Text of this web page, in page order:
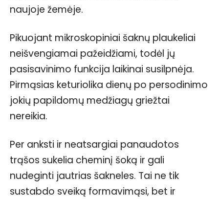
naujoje žemėje.
Pikuojant mikroskopiniai šaknų plaukeliai
neišvengiamai pažeidžiami, todėl jų
pasisavinimo funkcija laikinai susilpnėja.
Pirmąsias keturiolika dienų po persodinimo
jokių papildomų medžiagų griežtai
nereikia.
Per anksti ir neatsargiai panaudotos
trąšos sukelia cheminį šoką ir gali
nudeginti jautrias šakneles. Tai ne tik
sustabdo sveiką formavimąsi, bet ir